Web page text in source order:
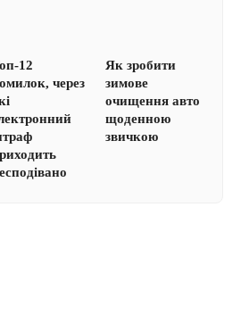
12
через
Як зробити
зимове
очищення авто
щоденною
звичкою